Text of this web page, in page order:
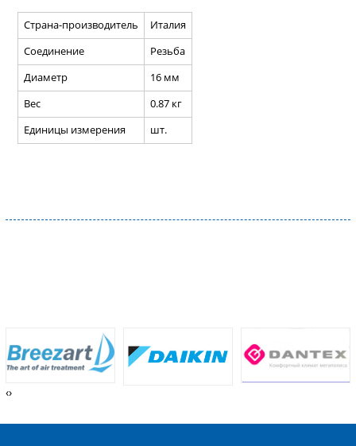
Страна-производитель
Италия
Соединение
Резьба
Диаметр
16 мм
Вес
0.87 кг
Единицы измерения
шт.
‹›